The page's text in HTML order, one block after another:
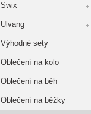
Swix
Ulvang
Výhodné sety
Oblečení na kolo
Oblečení na běh
Oblečení na běžky